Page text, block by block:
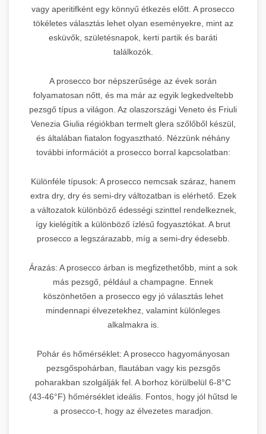
vagy aperitifként egy könnyű étkezés előtt. A prosecco
tökéletes választás lehet olyan eseményekre, mint az
esküvők, születésnapok, kerti partik és baráti
találkozók.
A prosecco bor népszerűsége az évek során
folyamatosan nőtt, és ma már az egyik legkedveltebb
pezsgő típus a világon. Az olaszországi Veneto és Friuli
Venezia Giulia régiókban termelt glera szőlőből készül,
és általában fiatalon fogyasztható. Nézzünk néhány
további információt a prosecco borral kapcsolatban:
Különféle típusok: A prosecco nemcsak száraz, hanem
extra dry, dry és semi-dry változatban is elérhető. Ezek
a változatok különböző édességi szinttel rendelkeznek,
így kielégítik a különböző ízlésű fogyasztókat. A brut
prosecco a legszárazabb, míg a semi-dry édesebb.
Árazás: A prosecco árban is megfizethetőbb, mint a sok
más pezsgő, például a champagne. Ennek
köszönhetően a prosecco egy jó választás lehet
mindennapi élvezetekhez, valamint különleges
alkalmakra is.
Pohár és hőmérséklet: A prosecco hagyományosan
pezsgőspohárban, flautában vagy kis pezsgős
poharakban szolgálják fel. A borhoz körülbelül 6-8°C
(43-46°F) hőmérséklet ideális. Fontos, hogy jól hűtsd le
a prosecco-t, hogy az élvezetes maradjon.